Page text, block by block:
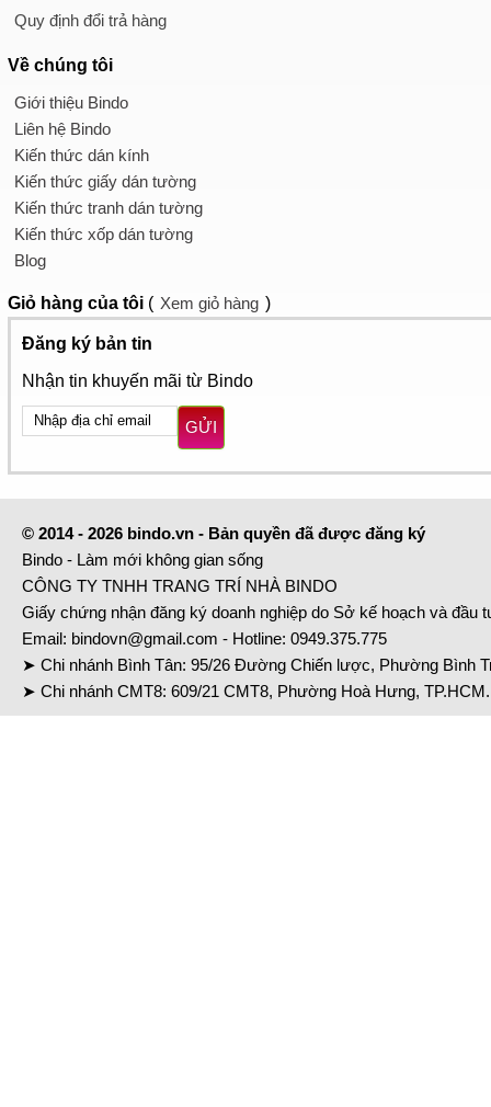
Quy định đổi trả hàng
Về chúng tôi
Giới thiệu Bindo
Liên hệ Bindo
Kiến thức dán kính
Kiến thức giấy dán tường
Kiến thức tranh dán tường
Kiến thức xốp dán tường
Blog
Giỏ hàng của tôi ( Xem giỏ hàng )
Đăng ký bản tin
Nhận tin khuyến mãi từ Bindo
GỬI
© 2014 - 2026 bindo.vn - Bản quyền đã được đăng ký
Bindo - Làm mới không gian sống
CÔNG TY TNHH TRANG TRÍ NHÀ BINDO
Giấy chứng nhận đăng ký doanh nghiệp do Sở kế hoạch và đầu
Email: bindovn@gmail.com - Hotline: 0949.375.775
➤ Chi nhánh Bình Tân: 95/26 Đường Chiến lược, Phường Bình
➤ Chi nhánh CMT8: 609/21 CMT8, Phường Hoà Hưng,